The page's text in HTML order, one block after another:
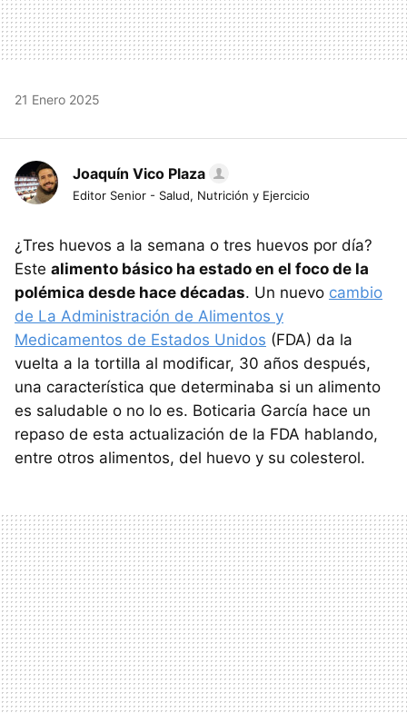
21 Enero 2025
Joaquín Vico Plaza
Editor Senior - Salud, Nutrición y Ejercicio
¿Tres huevos a la semana o tres huevos por día?
Este alimento básico ha estado en el foco de la
polémica desde hace décadas. Un nuevo cambio
de La Administración de Alimentos y
Medicamentos de Estados Unidos (FDA) da la
vuelta a la tortilla al modificar, 30 años después,
una característica que determinaba si un alimento
es saludable o no lo es. Boticaria García hace un
repaso de esta actualización de la FDA hablando,
entre otros alimentos, del huevo y su colesterol.